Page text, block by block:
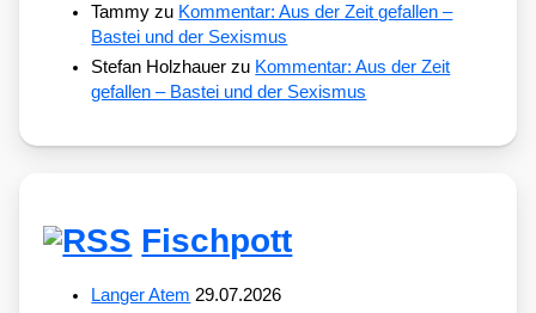
Tammy zu Kommentar: Aus der Zeit gefallen –
Bastei und der Sexismus
Stefan Holzhauer zu Kommentar: Aus der Zeit
gefallen – Bastei und der Sexismus
Fischpott
Langer Atem 29.07.2026